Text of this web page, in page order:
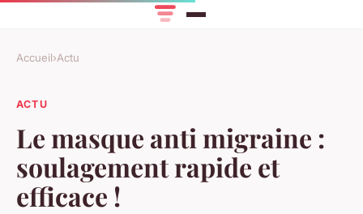
Accueil›Actu
ACTU
Le masque anti migraine :
soulagement rapide et
efficace !